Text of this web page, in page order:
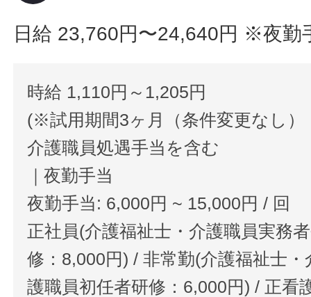
日給 23,760円〜24,640円 ※夜勤
時給 1,110円～1,205円
(※試用期間3ヶ月（条件変更なし）
介護職員処遇手当を含む
｜夜勤手当
夜勤手当: 6,000円 ~ 15,000円 / 回
正社員(介護福祉士・介護職員実務
修：8,000円) / 非常勤(介護福祉士
護職員初任者研修：6,000円) / 正看